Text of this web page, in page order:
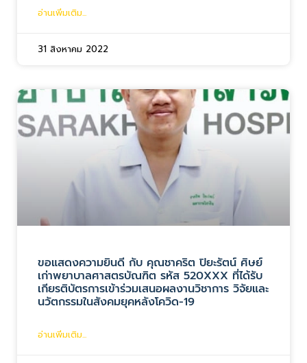
อ่านเพิ่มเติม...
31 สิงหาคม 2022
ขอแสดงความยินดี กับ คุณชาคริต ปิยะรัตน์ ศิษย์
เก่าพยาบาลศาสตรบัณฑิต รหัส 520XXX ที่ได้รับ
เกียรติบัตรการเข้าร่วมเสนอผลงานวิชาการ วิจัยและ
นวัตกรรมในสังคมยุคหลังโควิด-19
อ่านเพิ่มเติม...